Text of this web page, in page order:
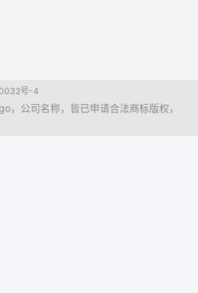
号-4
，公司名称，皆已申请合法商标版权，